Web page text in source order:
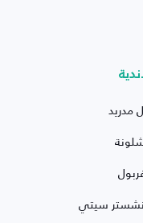
مدريد
سيتي